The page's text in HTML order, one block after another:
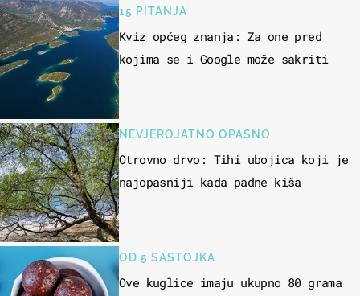
15 PITANJA
Kviz općeg znanja: Za one pred
kojima se i Google može sakriti
NEVJEROJATNO OPASNO
Otrovno drvo: Tihi ubojica koji je
najopasniji kada padne kiša
OD 5 SASTOJKA
Ove kuglice imaju ukupno 80 grama